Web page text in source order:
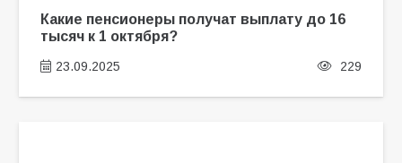
Какие пенсионеры получат выплату до 16
тысяч к 1 октября?
23.09.2025 229